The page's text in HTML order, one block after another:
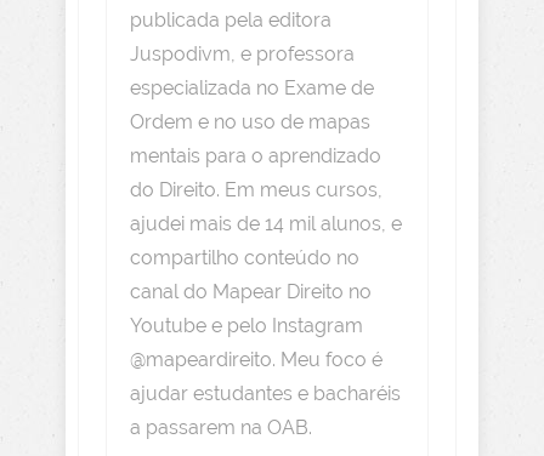
publicada pela editora
Juspodivm, e professora
especializada no Exame de
Ordem e no uso de mapas
mentais para o aprendizado
do Direito. Em meus cursos,
ajudei mais de 14 mil alunos, e
compartilho conteúdo no
canal do Mapear Direito no
Youtube e pelo Instagram
@mapeardireito. Meu foco é
ajudar estudantes e bacharéis
a passarem na OAB.